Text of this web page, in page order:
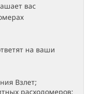
вас
на ваши
Взлет;
расходомеров;